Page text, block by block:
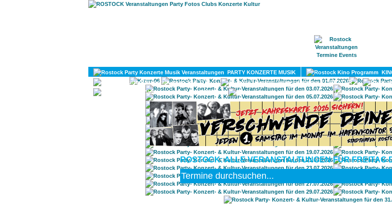
PARTY KONZERTE MUSIK
KULTUR
LITERATUR
DIVERSES
UMLAND
ROSTOCK: ALLE VERANSTALTUNGEN FÜR FREITAG